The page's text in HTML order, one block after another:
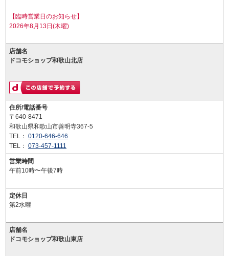
【臨時営業日のお知らせ】
2026年8月13日(木曜)
店舗名
ドコモショップ和歌山北店
住所/電話番号
〒640-8471
和歌山県和歌山市善明寺367-5
TEL： 0120-646-646
TEL： 073-457-1111
営業時間
午前10時〜午後7時
定休日
第2水曜
店舗名
ドコモショップ和歌山東店